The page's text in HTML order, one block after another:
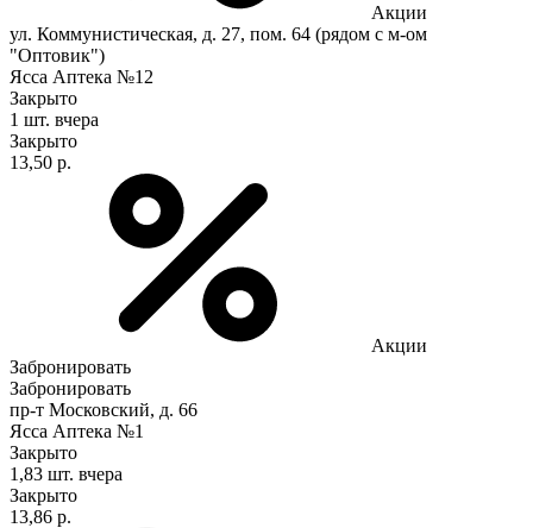
Акции
ул. Коммунистическая, д. 27, пом. 64 (рядом с м-ом
"Оптовик")
Ясса Аптека №12
Закрыто
1 шт. вчера
Закрыто
13,50 р.
Акции
Забронировать
Забронировать
пр-т Московский, д. 66
Ясса Аптека №1
Закрыто
1,83 шт. вчера
Закрыто
13,86 р.